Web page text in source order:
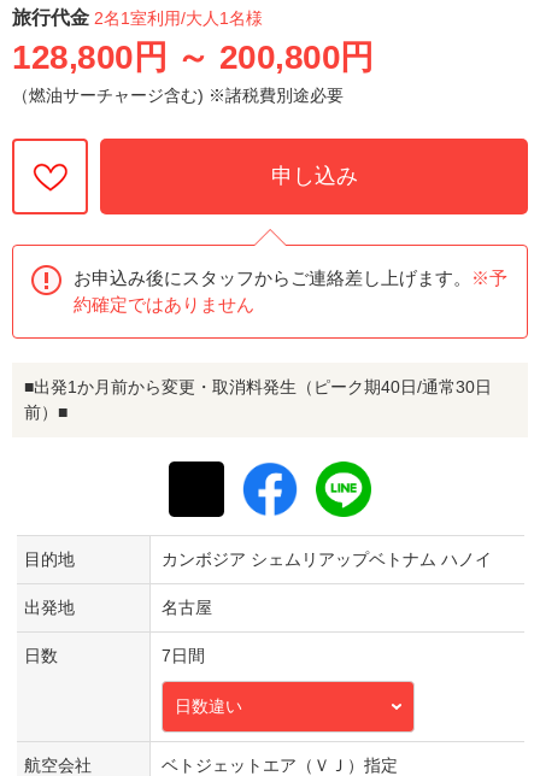
旅行代金 2名1室利用/大人1名様
128,800円 ～ 200,800円
（燃油サーチャージ含む) ※諸税費別途必要
申し込み
お申込み後にスタッフからご連絡差し上げます。
※予
約確定ではありません
■出発1か月前から変更・取消料発生（ピーク期40日/通常30日
前）■
目的地 カンボジア シェムリアップベトナム ハノイ
出発地 名古屋
日数 7日間
日数違い
航空会社 ベトジェットエア（ＶＪ）指定